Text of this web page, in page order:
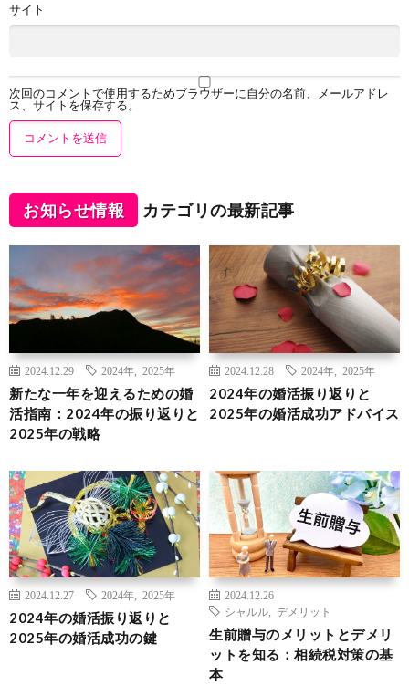
サイト
次回のコメントで使用するためブラウザーに自分の名前、メールアドレ
ス、サイトを保存する。
お知らせ情報 カテゴリの最新記事
2024.12.29 2024年 2025年
新たな一年を迎えるための婚
活指南：2024年の振り返りと
2025年の戦略
2024.12.28 2024年 2025年
2024年の婚活振り返りと
2025年の婚活成功アドバイス
2024.12.27 2024年 2025年
2024年の婚活振り返りと
2025年の婚活成功の鍵
2024.12.26
シャルル
デメリット
生前贈与のメリットとデメリ
ットを知る：相続税対策の基
本